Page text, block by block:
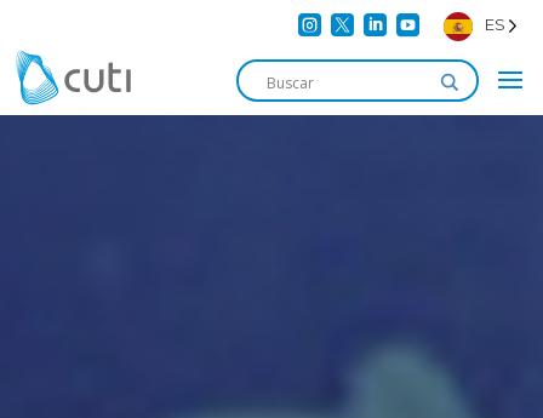
    ES